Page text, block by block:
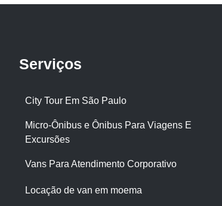
Serviços
City Tour Em São Paulo
Micro-Ônibus e Ônibus Para Viagens E
Excursões
Vans Para Atendimento Corporativo
Locação de van em moema